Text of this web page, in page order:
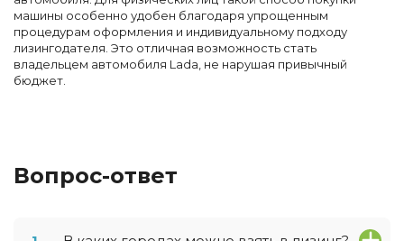
машины особенно удобен благодаря упрощенным
процедурам оформления и индивидуальному подходу
лизингодателя. Это отличная возможность стать
владельцем автомобиля Lada, не нарушая привычный
бюджет.
Вопрос-ответ